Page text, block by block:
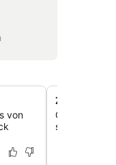
von
Zugang zum
Gestalte
sich